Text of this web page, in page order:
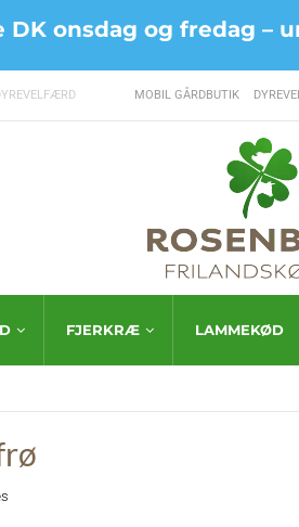
onsdag og fredag –
MOBIL GÅRDBUTIK
FJERKRÆ LAMMEKØD